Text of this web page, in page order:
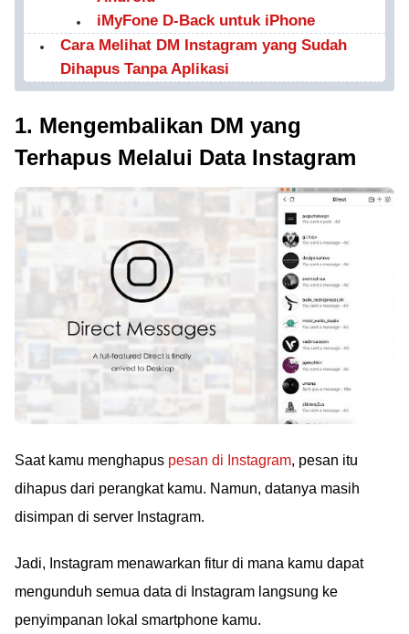
iMyFone D-Back untuk iPhone
Cara Melihat DM Instagram yang Sudah
Dihapus Tanpa Aplikasi
1. Mengembalikan DM yang
Terhapus Melalui Data Instagram
Saat kamu menghapus pesan di Instagram, pesan itu
dihapus dari perangkat kamu. Namun, datanya masih
disimpan di server Instagram.
Jadi, Instagram menawarkan fitur di mana kamu dapat
mengunduh semua data di Instagram langsung ke
penyimpanan lokal smartphone kamu.